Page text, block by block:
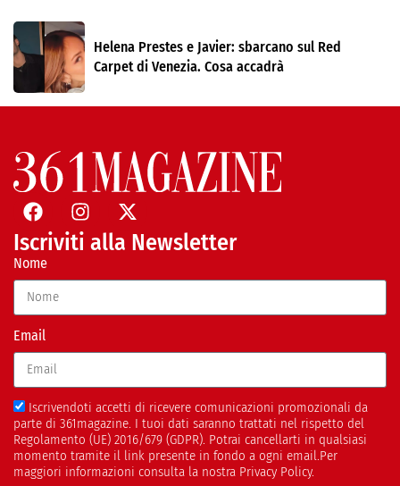
Helena Prestes e Javier: sbarcano sul Red
Carpet di Venezia. Cosa accadrà
Iscriviti alla Newsletter
Nome
Email
Iscrivendoti accetti di ricevere comunicazioni promozionali da
parte di 361magazine. I tuoi dati saranno trattati nel rispetto del
Regolamento (UE) 2016/679 (GDPR). Potrai cancellarti in qualsiasi
momento tramite il link presente in fondo a ogni email.Per
maggiori informazioni consulta la nostra Privacy Policy.